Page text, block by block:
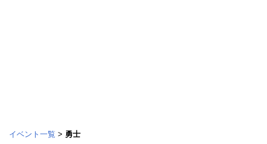
イベント一覧 > 勇士